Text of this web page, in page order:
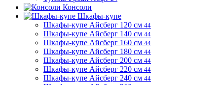
Консоли
Шкафы-купе
Шкафы-купе Айсберг 120 см 44
Шкафы-купе Айсберг 140 см 44
Шкафы-купе Айсберг 160 см 44
Шкафы-купе Айсберг 180 см 44
Шкафы-купе Айсберг 200 см 44
Шкафы-купе Айсберг 220 см 44
Шкафы-купе Айсберг 240 см 44